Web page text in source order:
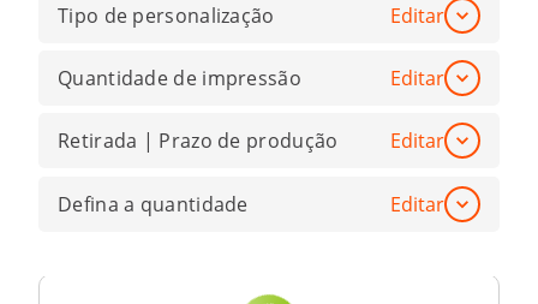
Tipo de personalização Editar
Quantidade de impressão Editar
Retirada | Prazo de produção Editar
Defina a quantidade Editar